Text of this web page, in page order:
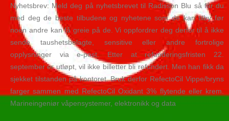
Nyhetsbrev: Meld deg på nyhetsbrevet til Radisson Blu så får du
med deg de beste tilbudene og nyhetene som de kan tilby før
noen andre kan få greie på de. Vi oppfordrer deg derfor til å ikke
sende taushetsbelagte, sensitive eller andre fortrolige
opplysninger via e-post. Etter at refunderingsfristen 22.
september er utløpt, vil ikke billetter bli refundert. Men han fikk da
sjekket tilstanden på kontoret. Bruk derfor RefectoCil Vippe/bryns
farger sammen med RefectoCil Oxidant 3% flytende eller krem.
Marineingeniør våpensystemer, elektronikk og data